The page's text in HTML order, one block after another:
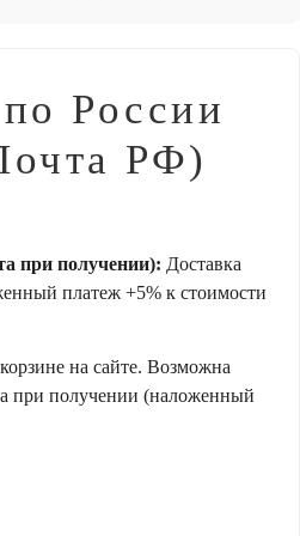
России
РФ)
при получении): Доставка
платеж +5% к стоимости
на сайте. Возможна
при получении (наложенный